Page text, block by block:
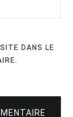
DANS LE